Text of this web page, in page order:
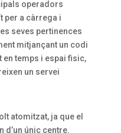
operadors
per a càrrega i
seves pertinences
mitjançant un codi
en temps i espai fisic,
un servei
atomitzat, ja que el
d’un únic centre.